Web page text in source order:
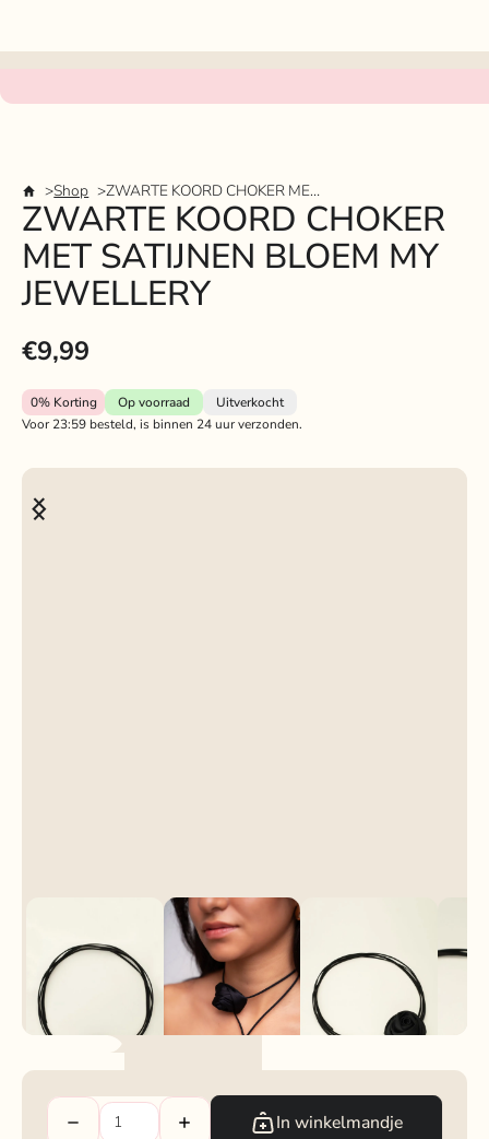
Shop ZWARTE KOORD CHOKER MET SATIJNEN BLOEM MY JEWELLERY
ZWARTE KOORD CHOKER
MET SATIJNEN BLOEM MY
JEWELLERY
€9,99
0%Korting Op voorraad
Uitverkocht
Voor 23:59 besteld, is binnen 24 uur verzonden.
In winkelmandje